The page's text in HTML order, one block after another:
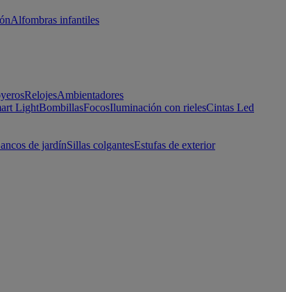
Alfombras infantiles
RelojesAmbientadores
LightBombillasFocosIluminación con rielesCintas Led
de jardínSillas colgantesEstufas de exterior